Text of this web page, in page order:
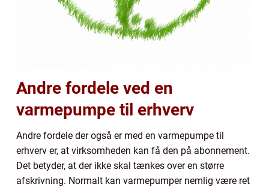
Andre fordele ved en
varmepumpe til erhverv
Andre fordele der også er med en varmepumpe til
erhverv er, at virksomheden kan få den på abonnement.
Det betyder, at der ikke skal tænkes over en større
afskrivning. Normalt kan varmepumper nemlig være ret